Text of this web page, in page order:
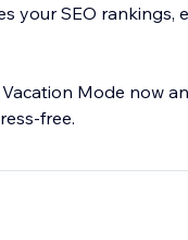
your SEO rankings,
Mode now
free.